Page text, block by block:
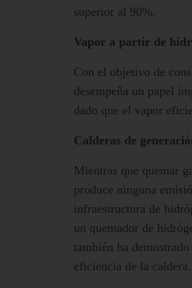
superior al 90%.
Vapor a partir de
Con el objetivo de
desempeña un papel
dado que el vapor
Calderas de
Mientras que quemar
produce ninguna
infraestructura de
un quemador de
también ha
eficiencia de la caldera.